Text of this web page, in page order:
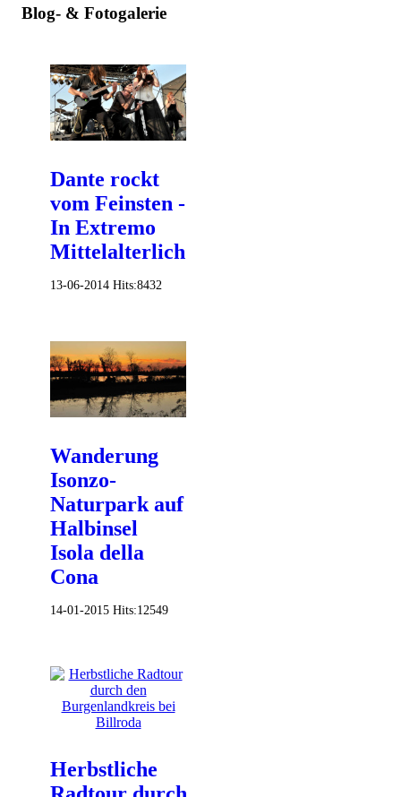
Blog- & Fotogalerie
Dante rockt
vom Feinsten -
In Extremo
Mittelalterlich!
13-06-2014 Hits:8432
Wanderung
Isonzo-
Naturpark auf
Halbinsel
Isola della
Cona
14-01-2015 Hits:12549
Herbstliche